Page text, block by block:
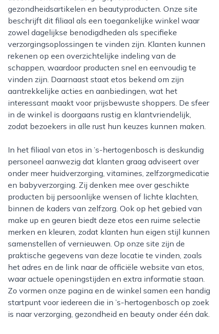
gezondheidsartikelen en beautyproducten. Onze site
beschrijft dit filiaal als een toegankelijke winkel waar
zowel dagelijkse benodigdheden als specifieke
verzorgingsoplossingen te vinden zijn. Klanten kunnen
rekenen op een overzichtelijke indeling van de
schappen, waardoor producten snel en eenvoudig te
vinden zijn. Daarnaast staat etos bekend om zijn
aantrekkelijke acties en aanbiedingen, wat het
interessant maakt voor prijsbewuste shoppers. De sfeer
in de winkel is doorgaans rustig en klantvriendelijk,
zodat bezoekers in alle rust hun keuzes kunnen maken.
In het filiaal van etos in ’s-hertogenbosch is deskundig
personeel aanwezig dat klanten graag adviseert over
onder meer huidverzorging, vitamines, zelfzorgmedicatie
en babyverzorging. Zij denken mee over geschikte
producten bij persoonlijke wensen of lichte klachten,
binnen de kaders van zelfzorg. Ook op het gebied van
make up en geuren biedt deze etos een ruime selectie
merken en kleuren, zodat klanten hun eigen stijl kunnen
samenstellen of vernieuwen. Op onze site zijn de
praktische gegevens van deze locatie te vinden, zoals
het adres en de link naar de officiële website van etos,
waar actuele openingstijden en extra informatie staan.
Zo vormen onze pagina en de winkel samen een handig
startpunt voor iedereen die in ’s-hertogenbosch op zoek
is naar verzorging, gezondheid en beauty onder één dak.